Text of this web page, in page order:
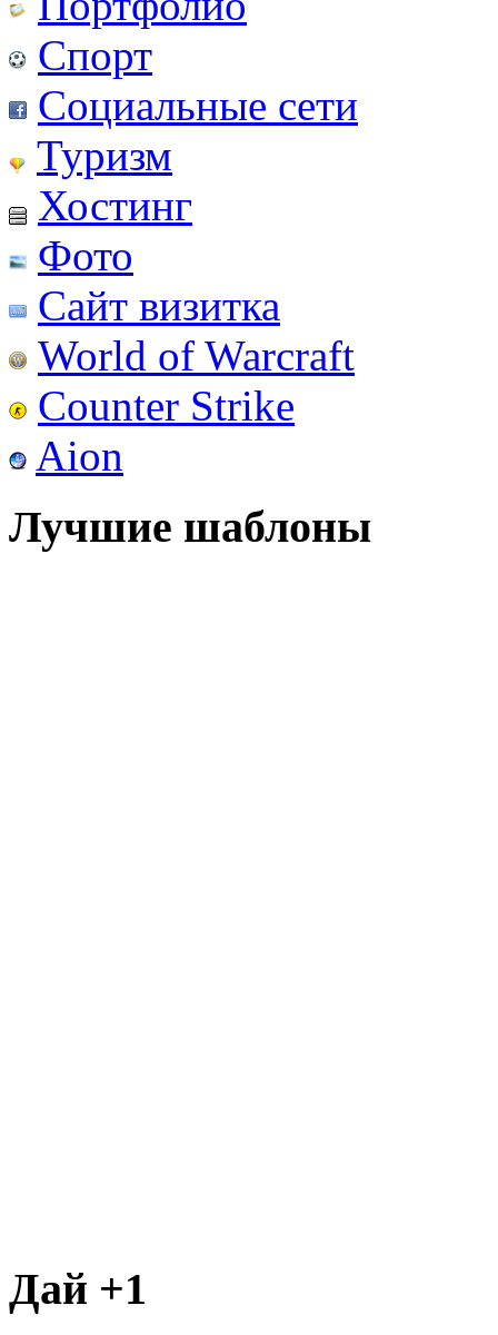
Спорт
Социальные сети
Туризм
Хостинг
Фото
Сайт визитка
World of Warcraft
Counter Strike
Aion
Лучшие шаблоны
Дай +1